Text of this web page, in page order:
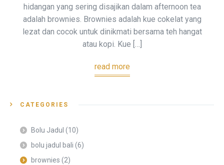
hidangan yang sering disajikan dalam afternoon tea
adalah brownies. Brownies adalah kue cokelat yang
lezat dan cocok untuk dinikmati bersama teh hangat
atau kopi. Kue […]
read more
CATEGORIES
Bolu Jadul (10)
bolu jadul bali (6)
brownies (2)